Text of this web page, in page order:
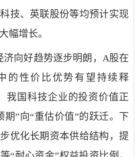
技、英联股份等均预计实现
幅增长。
济向好趋势逐步明朗，A股在
的性价比优势有望持续释
我国科技企业的投资价值正
期”向“重估价值”的跃迁。下
优化长期资本供给结构，提